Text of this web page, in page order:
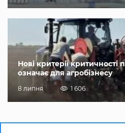
Нові критерії
означає для агробізнесу
8 липня 1 606